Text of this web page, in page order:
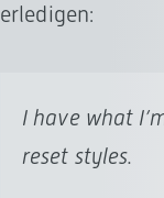
erledigen:
I have what
reset styles.